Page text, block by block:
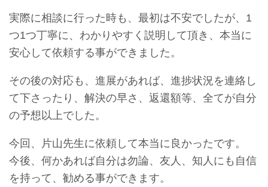
実際に相談に行った時も、最初は不安でしたが、 1
つ1つ丁寧に、わかりやすく説明して頂き、 本当に
安心して依頼する事ができました。
その後の対応も、進展があれば、進捗状況を連絡し
て下さったり、解決の早さ、返還額等、全てが自分
の予想以上でした。
今回、片山先生に依頼して本当に良かったです。
今後、何かあれば自分は勿論、友人、知人にも自信
を持って、勧める事ができます。